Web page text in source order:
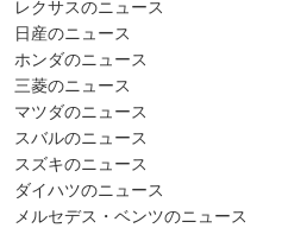
レクサスのニュース
日産のニュース
ホンダのニュース
三菱のニュース
マツダのニュース
スバルのニュース
スズキのニュース
ダイハツのニュース
メルセデス・ベンツのニュース